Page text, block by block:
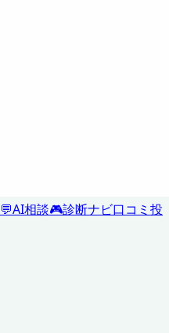
💬AI相談🎮診断ナビ口コミ投